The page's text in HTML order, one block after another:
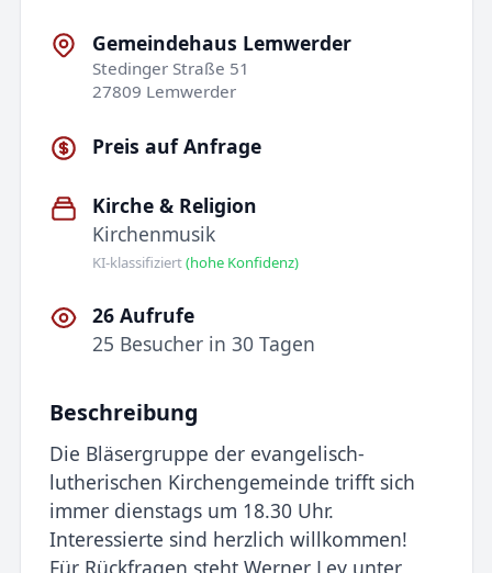
Gemeindehaus Lemwerder
Stedinger Straße 51
27809 Lemwerder
Preis auf Anfrage
Kirche & Religion
Kirchenmusik
KI-klassifiziert(hohe Konfidenz)
26 Aufrufe
25 Besucher in 30 Tagen
Beschreibung
Die Bläsergruppe der evangelisch-
lutherischen Kirchengemeinde trifft sich
immer dienstags um 18.30 Uhr.
Interessierte sind herzlich willkommen!
Für Rückfragen steht Werner Ley unter